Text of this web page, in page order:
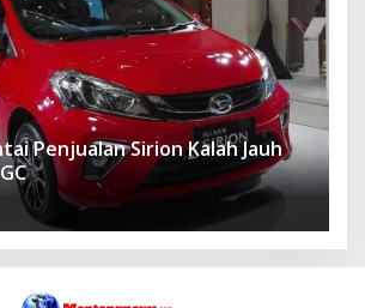
Penjualan Sirion Kalah Jauh